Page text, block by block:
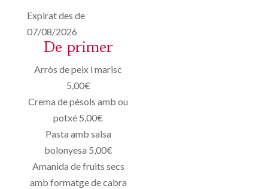
Expirat des de
07/08/2026
De primer
Arròs de peix i marisc
5,00€
Crema de pèsols amb ou
potxé 5,00€
Pasta amb salsa
bolonyesa 5,00€
Amanida de fruits secs
amb formatge de cabra